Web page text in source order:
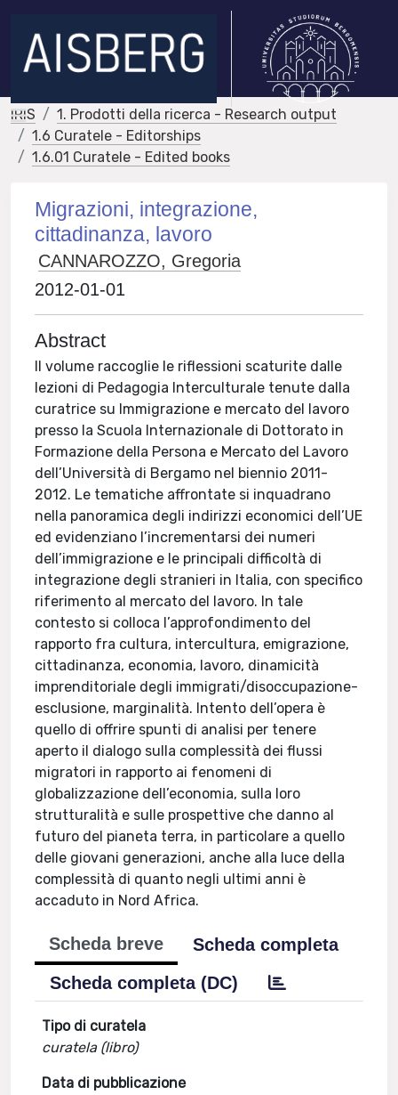
IRIS
1. Prodotti della ricerca - Research output
1.6 Curatele - Editorships
1.6.01 Curatele - Edited books
Migrazioni, integrazione,
cittadinanza, lavoro
CANNAROZZO, Gregoria
2012-01-01
Abstract
Il volume raccoglie le riflessioni scaturite dalle
lezioni di Pedagogia Interculturale tenute dalla
curatrice su Immigrazione e mercato del lavoro
presso la Scuola Internazionale di Dottorato in
Formazione della Persona e Mercato del Lavoro
dell’Università di Bergamo nel biennio 2011-
2012. Le tematiche affrontate si inquadrano
nella panoramica degli indirizzi economici dell’UE
ed evidenziano l’incrementarsi dei numeri
dell’immigrazione e le principali difficoltà di
integrazione degli stranieri in Italia, con specifico
riferimento al mercato del lavoro. In tale
contesto si colloca l’approfondimento del
rapporto fra cultura, intercultura, emigrazione,
cittadinanza, economia, lavoro, dinamicità
imprenditoriale degli immigrati/disoccupazione-
esclusione, marginalità. Intento dell’opera è
quello di offrire spunti di analisi per tenere
aperto il dialogo sulla complessità dei flussi
migratori in rapporto ai fenomeni di
globalizzazione dell’economia, sulla loro
strutturalità e sulle prospettive che danno al
futuro del pianeta terra, in particolare a quello
delle giovani generazioni, anche alla luce della
complessità di quanto negli ultimi anni è
accaduto in Nord Africa.
Scheda breve
Scheda completa
Scheda completa (DC)
Tipo di curatela
curatela (libro)
Data di pubblicazione